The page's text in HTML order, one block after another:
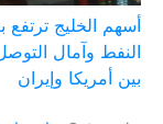
أسهم الخليج ترتفع
النفط وآمال
بين أمريكا وإيران